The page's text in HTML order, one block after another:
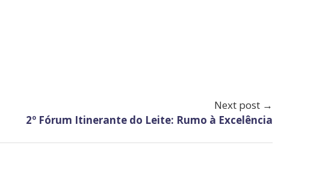
Next post →
2º Fórum Itinerante do Leite: Rumo à Excelência